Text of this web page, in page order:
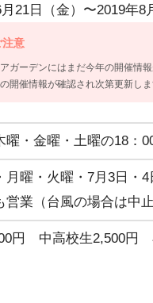
21日（金）〜2019年8
注意
ガーデンにはまだ今年の開催情
開催情報が確認され次第更新し
曜・金曜・土曜の18：
月曜・火曜・7月3日・
営業（台風の場合は中止
円 中高校生2,500